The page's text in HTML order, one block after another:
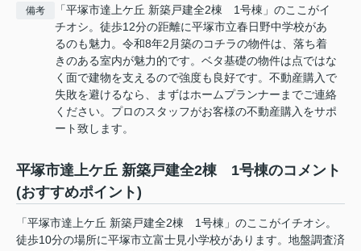
備考
「平塚市達上ケ丘 新築戸建全2棟 1号棟」のここがイ
チオシ。徒歩12分の距離に平塚市立春日野中学校があ
るのも魅力。令和8年2月築のコチラの物件は、落ち着
きのある室内が魅力的です。ベタ基礎の物件は点ではな
く面で建物を支えるので強度も良好です。不動産購入で
失敗を避けるなら、まずはホームプランナーまでご連絡
ください。プロのスタッフがお客様の不動産購入をサポ
ート致します。
平塚市達上ケ丘 新築戸建全2棟 1号棟のコメント
(おすすめポイント)
「平塚市達上ケ丘 新築戸建全2棟 1号棟」のここがイチオシ。
徒歩10分の場所に平塚市立富士見小学校があります。地盤調査済